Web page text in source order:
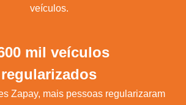
veículos.
mil veículos
regularizados
Zapay, mais pessoas regularizaram